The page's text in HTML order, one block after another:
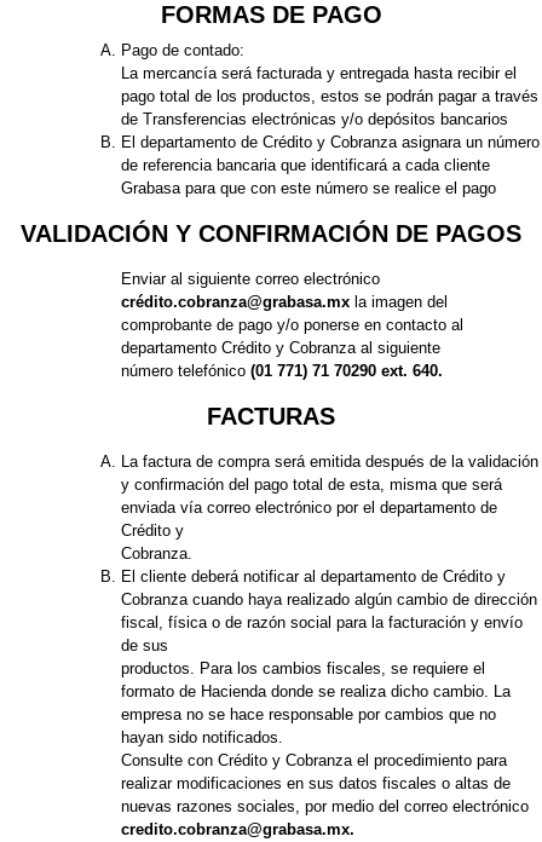
FORMAS DE PAGO
Pago de contado:
La mercancía será facturada y entregada hasta recibir el
pago total de los productos, estos se podrán pagar a través
de Transferencias electrónicas y/o depósitos bancarios
El departamento de Crédito y Cobranza asignara un número
de referencia bancaria que identificará a cada cliente
Grabasa para que con este número se realice el pago
VALIDACIÓN Y CONFIRMACIÓN DE PAGOS
Enviar al siguiente correo electrónico
crédito.cobranza@grabasa.mx la imagen del
comprobante de pago y/o ponerse en contacto al
departamento Crédito y Cobranza al siguiente
número telefónico (01 771) 71 70290 ext. 640.
FACTURAS
La factura de compra será emitida después de la validación
y confirmación del pago total de esta, misma que será
enviada vía correo electrónico por el departamento de
Crédito y
Cobranza.
El cliente deberá notificar al departamento de Crédito y
Cobranza cuando haya realizado algún cambio de dirección
fiscal, física o de razón social para la facturación y envío
de sus
productos. Para los cambios fiscales, se requiere el
formato de Hacienda donde se realiza dicho cambio. La
empresa no se hace responsable por cambios que no
hayan sido notificados.
Consulte con Crédito y Cobranza el procedimiento para
realizar modificaciones en sus datos fiscales o altas de
nuevas razones sociales, por medio del correo electrónico
credito.cobranza@grabasa.mx.